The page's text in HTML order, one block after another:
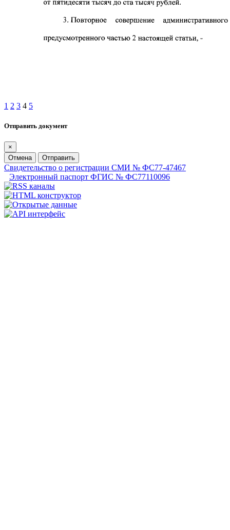
1 2 3 4 5
Отправить документ
×
Отмена
Отправить
Свидетельство о регистрации СМИ № ФС77-47467
Электронный паспорт ФГИС № ФС77110096